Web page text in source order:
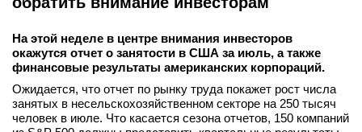
На этой неделе в центре внимания инвесторов
окажутся отчет о занятости в США за июль, а также
финансовые результаты американских корпораций.
Ожидается, что отчет по рынку труда покажет рост числа
занятых в несельскохозяйственном секторе на 250 тысяч
человек в июле. Что касается сезона отчетов, 150 компаний